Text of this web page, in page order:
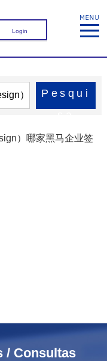
Login
Pesqui
）哪家黑马企业签
/ Consultas